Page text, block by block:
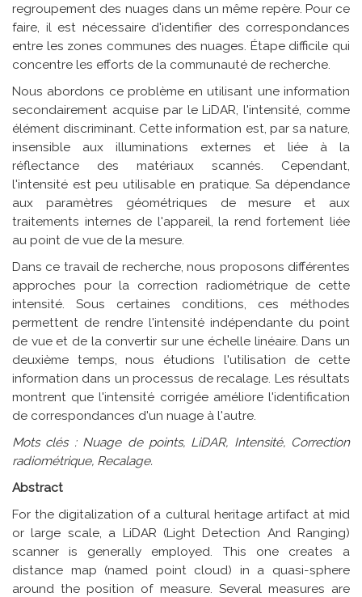
regroupement des nuages dans un même repère. Pour ce
faire, il est nécessaire d'identifier des correspondances
entre les zones communes des nuages. Étape difficile qui
concentre les efforts de la communauté de recherche.
Nous abordons ce problème en utilisant une information
secondairement acquise par le LiDAR, l'intensité, comme
élément discriminant. Cette information est, par sa nature,
insensible aux illuminations externes et liée à la
réflectance des matériaux scannés. Cependant,
l'intensité est peu utilisable en pratique. Sa dépendance
aux paramètres géométriques de mesure et aux
traitements internes de l'appareil, la rend fortement liée
au point de vue de la mesure.
Dans ce travail de recherche, nous proposons différentes
approches pour la correction radiométrique de cette
intensité. Sous certaines conditions, ces méthodes
permettent de rendre l'intensité indépendante du point
de vue et de la convertir sur une échelle linéaire. Dans un
deuxième temps, nous étudions l'utilisation de cette
information dans un processus de recalage. Les résultats
montrent que l'intensité corrigée améliore l'identification
de correspondances d'un nuage à l'autre.
Mots clés : Nuage de points, LiDAR, Intensité, Correction
radiométrique, Recalage.
Abstract
For the digitalization of a cultural heritage artifact at mid
or large scale, a LiDAR (Light Detection And Ranging)
scanner is generally employed. This one creates a
distance map (named point cloud) in a quasi-sphere
around the position of measure. Several measures are